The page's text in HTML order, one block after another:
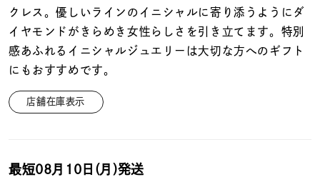
着用シーン
コレクション
レディース
メンズ
クレス。優しいラインのイニシャルに寄り添うようにダ
イヤモンドがきらめき女性らしさを引き立てます。特別
感あふれるイニシャルジュエリーは大切な方へのギフト
にもおすすめです。
店舗在庫表示
最短08月10日(月)発送